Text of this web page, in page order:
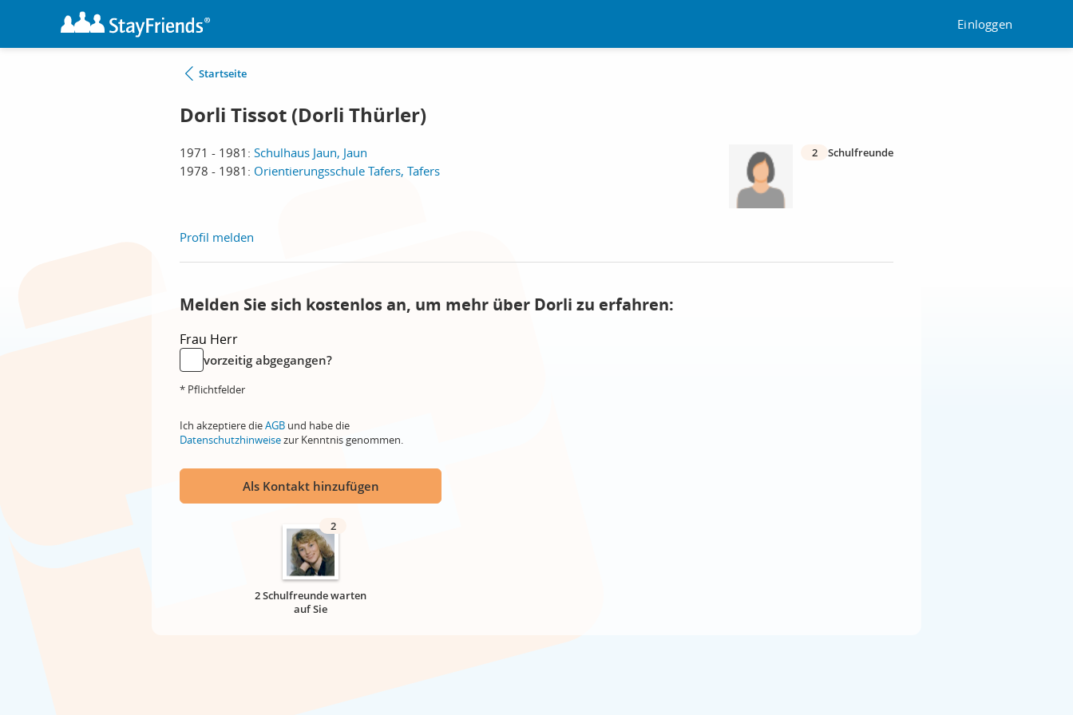
Einloggen
Startseite
Dorli Tissot (Dorli Thürler)
1971 - 1981: Schulhaus Jaun, Jaun
1978 - 1981: Orientierungsschule Tafers, Tafers
2 Schulfreunde
Profil melden
Melden Sie sich kostenlos an, um mehr über Dorli zu erfahren:
Frau Herr
vorzeitig abgegangen?
* Pflichtfelder
Ich akzeptiere dieAGB und habe die
Datenschutzhinweisezur Kenntnis genommen.
Als Kontakt hinzufügen
2
2 Schulfreunde warten
auf Sie